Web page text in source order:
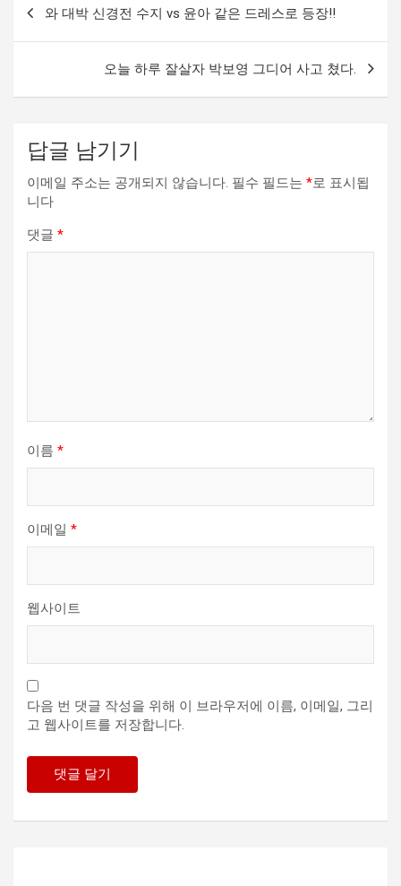
션
와 대박 신경전 수지 vs 윤아 같은 드레스로 등장!!
오늘 하루 잘살자 박보영 그디어 사고 쳤다.
답글 남기기
이메일 주소는 공개되지 않습니다. 필수 필드는 *로 표시됩
니다
댓글 *
이름 *
이메일 *
웹사이트
다음 번 댓글 작성을 위해 이 브라우저에 이름, 이메일, 그리
고 웹사이트를 저장합니다.